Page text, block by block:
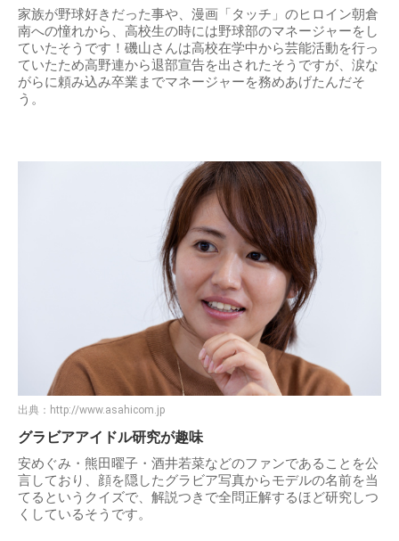
家族が野球好きだった事や、漫画「タッチ」のヒロイン朝倉
南への憧れから、高校生の時には野球部のマネージャーをし
ていたそうです！磯山さんは高校在学中から芸能活動を行っ
ていたため高野連から退部宣告を出されたそうですが、涙な
がらに頼み込み卒業までマネージャーを務めあげたんだそ
う。
出典： http://www.asahicom.jp
グラビアアイドル研究が趣味
安めぐみ・熊田曜子・酒井若菜などのファンであることを公
言しており、顔を隠したグラビア写真からモデルの名前を当
てるというクイズで、解説つきで全問正解するほど研究しつ
くしているそうです。